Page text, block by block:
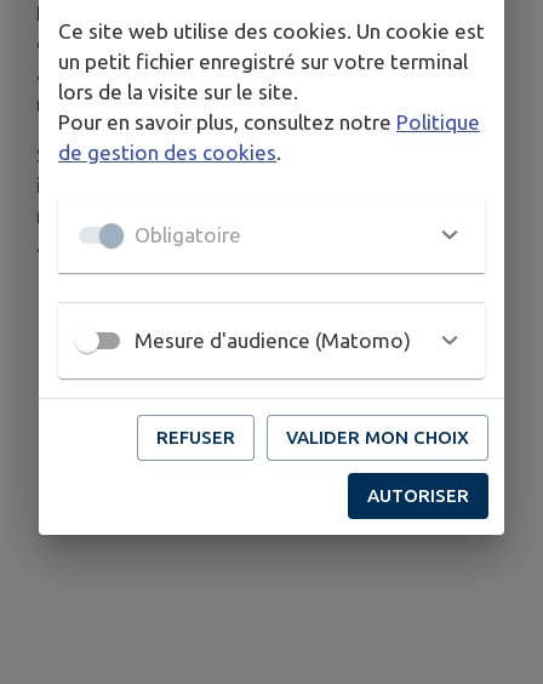
Ne donnez jamais votre numéro de carte bancaire
ou votre code par téléphone, si la banque vous
appelle, ils disposent déjà de ces informations et
ne vous les demanderont pas.
Si vous êtes appelé et qu'on vous demande cette
information : raccrochez et composez vous-
même le numéro de votre banque pour les
alerter.
Ce site web utilise des cookies. Un cookie est
un petit fichier enregistré sur votre terminal
lors de la visite sur le site.
Pour en savoir plus, consultez notre Politique
de gestion des cookies
Obligatoire
Mesure d'audience (Matomo)
REFUSER VALIDER MON CHOIX
AUTORISER